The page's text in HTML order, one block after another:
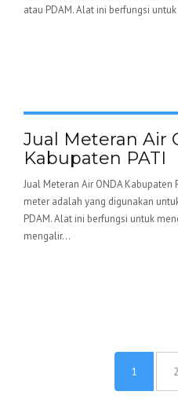
atau PDAM. Alat ini berfungsi
Jual Meteran Air
Kabupaten PATI
Jual Meteran Air ONDA
meter adalah yang digunakan
PDAM. Alat ini berfungsi untuk
mengalir...
1 2